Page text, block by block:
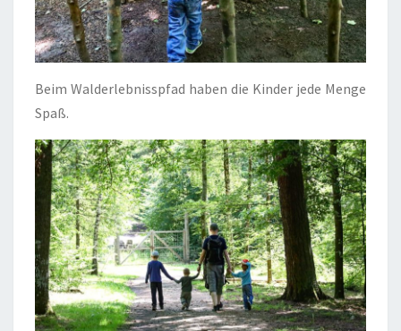
Beim Walderlebnisspfad haben die Kinder jede Menge
Spaß.